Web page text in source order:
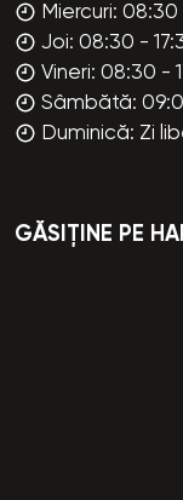
Miercuri: 08:30
Joi: 08:30 -
Vineri: 08:30 -
Sâmbătă:
Duminică: Zi
GĂSIȚINE PE